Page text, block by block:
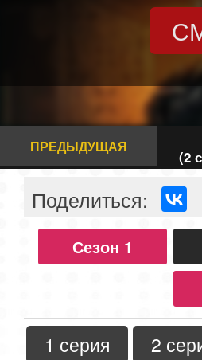
ПРЕДЫДУЩАЯ
(2
Поделиться:
Сезон 1
1 серия 2